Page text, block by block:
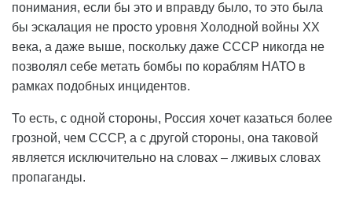
понимания, если бы это и вправду было, то это была
бы эскалация не просто уровня Холодной войны ХХ
века, а даже выше, поскольку даже СССР никогда не
позволял себе метать бомбы по кораблям НАТО в
рамках подобных инцидентов.
То есть, с одной стороны, Россия хочет казаться более
грозной, чем СССР, а с другой стороны, она таковой
является исключительно на словах – лживых словах
пропаганды.